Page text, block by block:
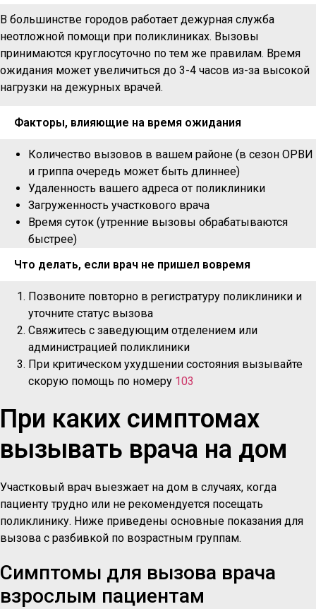
В большинстве городов работает дежурная служба
неотложной помощи при поликлиниках. Вызовы
принимаются круглосуточно по тем же правилам. Время
ожидания может увеличиться до 3-4 часов из-за высокой
нагрузки на дежурных врачей.
Факторы, влияющие на время ожидания
Количество вызовов в вашем районе (в сезон ОРВИ
и гриппа очередь может быть длиннее)
Удаленность вашего адреса от поликлиники
Загруженность участкового врача
Время суток (утренние вызовы обрабатываются
быстрее)
Что делать, если врач не пришел вовремя
Позвоните повторно в регистратуру поликлиники и
уточните статус вызова
Свяжитесь с заведующим отделением или
администрацией поликлиники
При критическом ухудшении состояния вызывайте
скорую помощь по номеру 103
При каких симптомах
вызывать врача на дом
Участковый врач выезжает на дом в случаях, когда
пациенту трудно или не рекомендуется посещать
поликлинику. Ниже приведены основные показания для
вызова с разбивкой по возрастным группам.
Симптомы для вызова врача
взрослым пациентам